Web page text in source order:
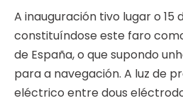
A inauguración tivo lugar o 15
constituíndose este faro
de España, o que supondo
para a navegación. A luz de
eléctrico entre dous